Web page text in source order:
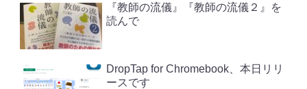
『教師の流儀』『教師の流儀２』を
読んで
DropTap for Chromebook、本日リリ
ースです